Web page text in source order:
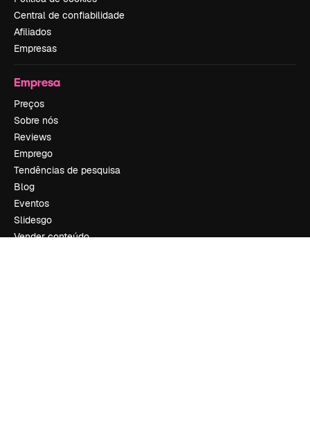
Central de confiabilidade
Afiliados
Empresas
Empresa
Preços
Sobre nós
Reviews
Emprego
Tendências de pesquisa
Blog
Eventos
Slidesgo
Vender conteúdo